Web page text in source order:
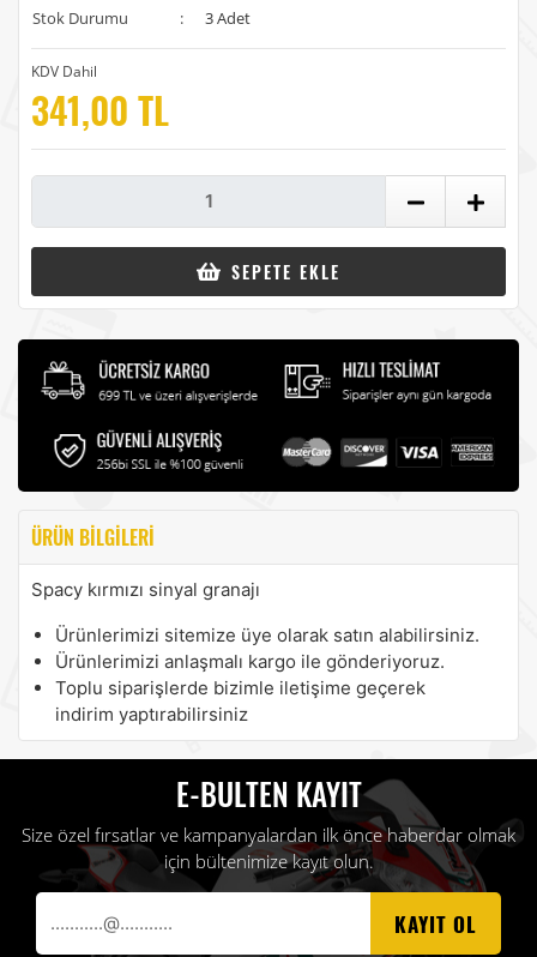
Stok Durumu
: 3 Adet
KDV Dahil
341,00 TL
SEPETE EKLE
ÜRÜN BILGILERI
Spacy kırmızı sinyal granajı
Ürünlerimizi sitemize üye olarak satın alabilirsiniz.
Ürünlerimizi anlaşmalı kargo ile gönderiyoruz.
Toplu siparişlerde bizimle iletişime geçerek
indirim yaptırabilirsiniz
E-BULTEN KAYIT
Size özel fırsatlar ve kampanyalardan ilk önce haberdar olmak
için bültenimize kayıt olun.
KAYIT OL